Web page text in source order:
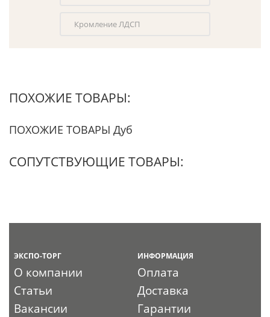
Кромление ЛДСП
ПОХОЖИЕ ТОВАРЫ:
ПОХОЖИЕ ТОВАРЫ Дуб
СОПУТСТВУЮЩИЕ ТОВАРЫ:
ЭКСПО-ТОРГ
О компании
Статьи
Вакансии
ИНФОРМАЦИЯ
Оплата
Доставка
Гарантии